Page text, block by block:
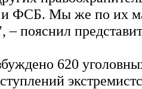
ФСБ. Мы же по их
– пояснил
620